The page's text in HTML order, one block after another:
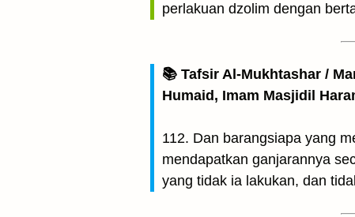
perlakuan dzolim dengan
📚 Tafsir Al-Mukhtashar /
Humaid, Imam Masjidil
112. Dan barangsiapa yang
mendapatkan ganjarannya
yang tidak ia lakukan, dan